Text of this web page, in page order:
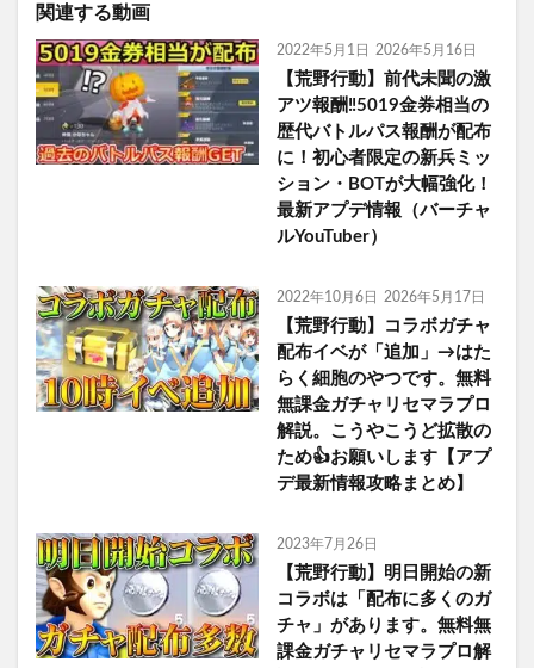
関連する動画
2022年5月1日 2026年5月16日
【荒野行動】前代未聞の激
アツ報酬‼5019金券相当の
歴代バトルパス報酬が配布
に！初心者限定の新兵ミッ
ション・BOTが大幅強化！
最新アプデ情報（バーチャ
ルYouTuber）
2022年10月6日 2026年5月17日
【荒野行動】コラボガチャ
配布イベが「追加」→はた
らく細胞のやつです。無料
無課金ガチャリセマラプロ
解説。こうやこうど拡散の
ため👍お願いします【アプ
デ最新情報攻略まとめ】
2023年7月26日
【荒野行動】明日開始の新
コラボは「配布に多くのガ
チャ」があります。無料無
課金ガチャリセマラプロ解